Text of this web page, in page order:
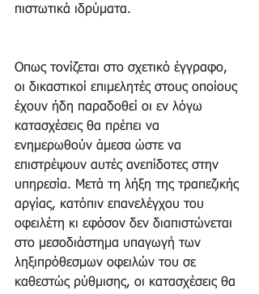
πιστωτικά ιδρύματα.
Οπως τονίζεται στο σχετικό έγγραφο,
οι δικαστικοί επιμελητές στους οποίους
έχουν ήδη παραδοθεί οι εν λόγω
κατασχέσεις θα πρέπει να
ενημερωθούν άμεσα ώστε να
επιστρέψουν αυτές ανεπίδοτες στην
υπηρεσία. Μετά τη λήξη της τραπεζικής
αργίας, κατόπιν επανελέγχου του
οφειλέτη κι εφόσον δεν διαπιστώνεται
στο μεσοδιάστημα υπαγωγή των
ληξιπρόθεσμων οφειλών του σε
καθεστώς ρύθμισης, οι κατασχέσεις θα